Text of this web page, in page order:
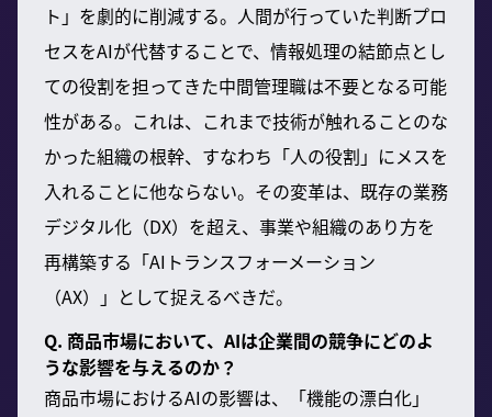
ト」を劇的に削減する。人間が行っていた判断プロ
セスをAIが代替することで、情報処理の結節点とし
ての役割を担ってきた中間管理職は不要となる可能
性がある。これは、これまで技術が触れることのな
かった組織の根幹、すなわち「人の役割」にメスを
入れることに他ならない。その変革は、既存の業務
デジタル化（DX）を超え、事業や組織のあり方を
再構築する「AIトランスフォーメーション
（AX）」として捉えるべきだ。
Q. 商品市場において、AIは企業間の競争にどのよ
うな影響を与えるのか？
商品市場におけるAIの影響は、「機能の漂白化」